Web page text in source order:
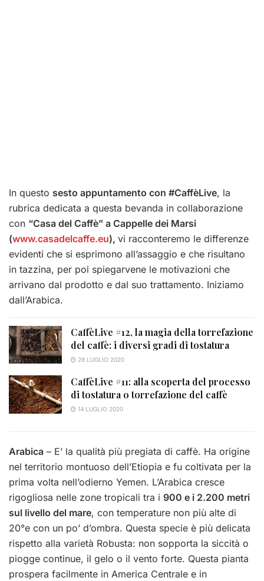
In questo sesto appuntamento con #CaffèLive, la
rubrica dedicata a questa bevanda in collaborazione
con “Casa del Caffè” a Cappelle dei Marsi
(www.casadelcaffe.eu), vi racconteremo le differenze
evidenti che si esprimono all’assaggio e che risultano
in tazzina, per poi spiegarvene le motivazioni che
arrivano dal prodotto e dal suo trattamento. Iniziamo
dall’Arabica.
CaffèLive #12, la magia della torrefazione
del caffè: i diversi gradi di tostatura
28 LUGLIO 2020
CaffèLive #11: alla scoperta del processo
di tostatura o torrefazione del caffè
14 LUGLIO 2020
Arabica – E’ la qualità più pregiata di caffè. Ha origine
nel territorio montuoso dell’Etiopia e fu coltivata per la
prima volta nell’odierno Yemen. L’Arabica cresce
rigogliosa nelle zone tropicali tra i 900 e i 2.200 metri
sul livello del mare, con temperature non più alte di
20°e con un po’ d’ombra. Questa specie è più delicata
rispetto alla varietà Robusta: non sopporta la siccità o
piogge continue, il gelo o il vento forte. Questa pianta
prospera facilmente in America Centrale e in